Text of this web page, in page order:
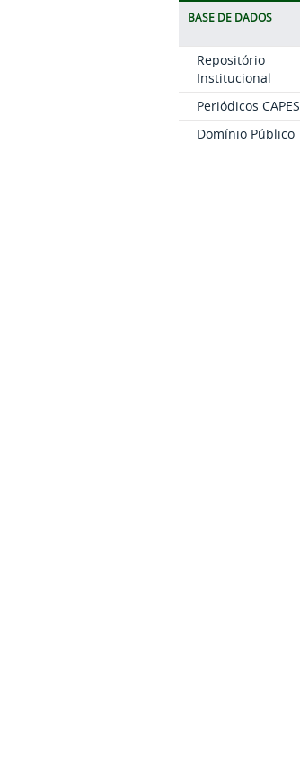
BASE DE DADOS
Repositório
Institucional
Periódicos CAPES
Domínio Público